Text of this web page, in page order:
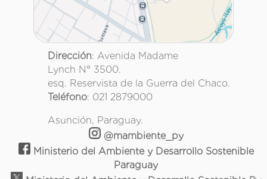
Dirección: Avenida Madame
Lynch N° 3500.
esq. Reservista de la Guerra del Chaco.
Teléfono: 021 2879000
Asunción, Paraguay.
@mambiente_py
Ministerio del Ambiente y Desarrollo Sostenible
Paraguay